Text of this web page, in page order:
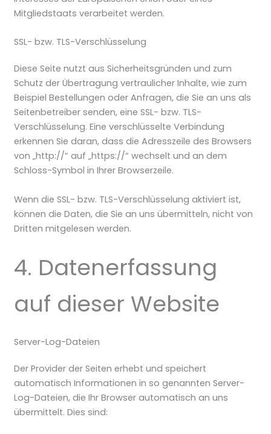
Mitgliedstaats verarbeitet werden.
SSL- bzw. TLS-Verschlüsselung
Diese Seite nutzt aus Sicherheitsgründen und zum
Schutz der Übertragung vertraulicher Inhalte, wie zum
Beispiel Bestellungen oder Anfragen, die Sie an uns als
Seitenbetreiber senden, eine SSL- bzw. TLS-
Verschlüsselung. Eine verschlüsselte Verbindung
erkennen Sie daran, dass die Adresszeile des Browsers
von „http://“ auf „https://“ wechselt und an dem
Schloss-Symbol in Ihrer Browserzeile.
Wenn die SSL- bzw. TLS-Verschlüsselung aktiviert ist,
können die Daten, die Sie an uns übermitteln, nicht von
Dritten mitgelesen werden.
4. Datenerfassung
auf dieser Website
Server-Log-Dateien
Der Provider der Seiten erhebt und speichert
automatisch Informationen in so genannten Server-
Log-Dateien, die Ihr Browser automatisch an uns
übermittelt. Dies sind: